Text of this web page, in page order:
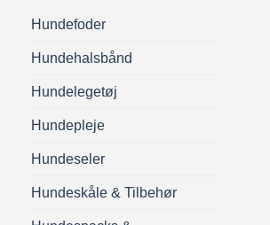
Hundefoder
Hundehalsbånd
Hundelegetøj
Hundepleje
Hundeseler
Hundeskåle & Tilbehør